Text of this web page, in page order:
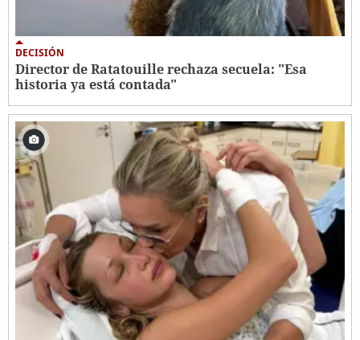
DECISIÓN
Director de Ratatouille rechaza secuela: "Esa
historia ya está contada"